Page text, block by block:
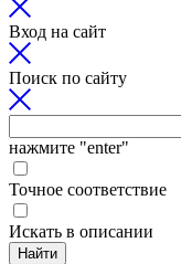
Вход на сайт
Поиск по сайту
нажмите "enter"
Точное соответствие
Искать в описании
Найти